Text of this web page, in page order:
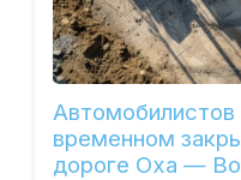
временном
дороге Оха —